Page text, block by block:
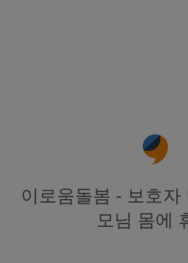
이로움돌봄 - 보호자
모님 몸에